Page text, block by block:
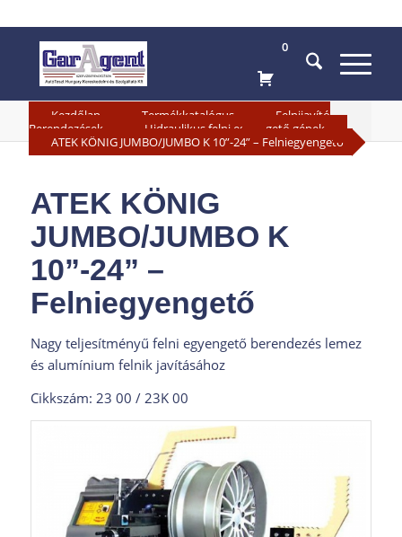
0
Kezdőlap Termékkatalógus
Felnijavító
Berendezések
Hidraulikus felni egyengető gépek
ATEK KÖNIG JUMBO/JUMBO K 10”-24” – Felniegyengető
ATEK KÖNIG
JUMBO/JUMBO K
10”-24” –
Felniegyengető
Nagy teljesítményű felni egyengető berendezés lemez
és alumínium felnik javításához
Cikkszám: 23 00 / 23K 00